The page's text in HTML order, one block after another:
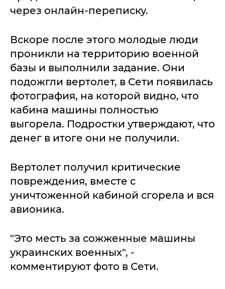
через онлайн-переписку.
Вскоре после этого молодые люди
проникли на территорию военной
базы и выполнили задание. Они
подожгли вертолет, в Сети появилась
фотография, на которой видно, что
кабина машины полностью
выгорела. Подростки утверждают, что
денег в итоге они не получили.
Вертолет получил критические
повреждения, вместе с
уничтоженной кабиной сгорела и вся
авионика.
"Это месть за сожженные машины
украинских военных", -
комментируют фото в Сети.